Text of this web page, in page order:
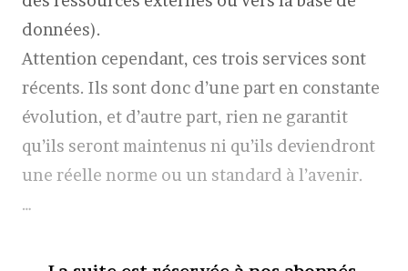
données).
Attention cependant, ces trois services sont
récents. Ils sont donc d’une part en constante
évolution, et d’autre part, rien ne garantit
qu’ils seront maintenus ni qu’ils deviendront
une réelle norme ou un standard à l’avenir.
…